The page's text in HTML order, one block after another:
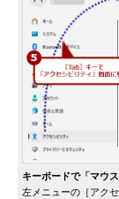
キーボードで「マウ
左メニューの［アク